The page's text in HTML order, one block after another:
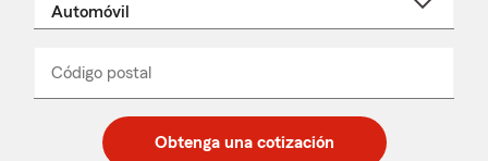
desplegable
Código postal
de
de
_____
Obtenga una cotización